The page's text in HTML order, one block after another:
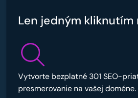
Len jedným kliknutím
Vytvorte bezplatné 301 SEO-
presmerovanie na vašej doméne.